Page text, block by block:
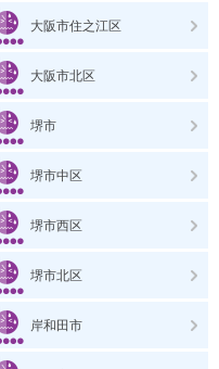
大阪市住之江区
大阪市北区
堺市
堺市中区
堺市西区
堺市北区
岸和田市